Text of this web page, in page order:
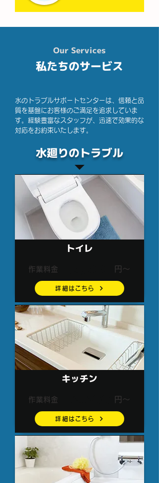
Our Services
私たちのサービス
水のトラブルサポートセンターは、信頼と品
質を基盤にお客様のご満足を追求していま
す。経験豊富なスタッフが、迅速で効果的な
対応をお約束いたします。
水廻りのトラブル
トイレ
作業料金 円～
詳細はこちら
キッチン
作業料金 円～
詳細はこちら